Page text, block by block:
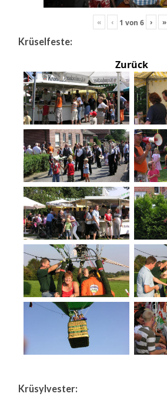
« ‹ 1 von 6 › »
Krüselfeste:
Zurück
Krüsylvester: